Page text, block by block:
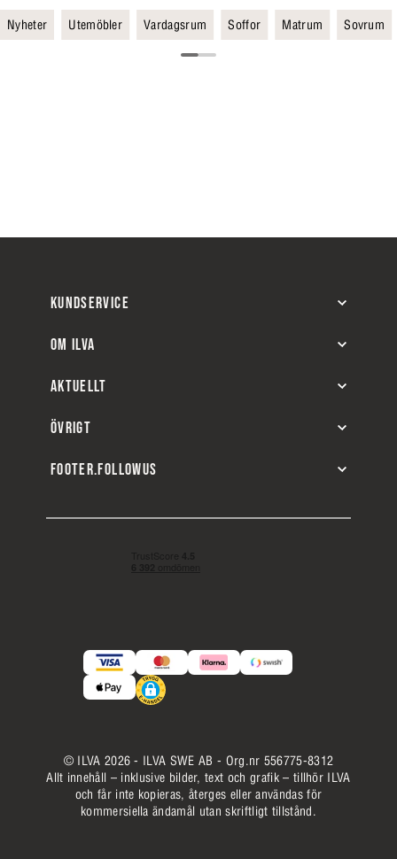
Nyheter Utemöbler Vardagsrum Soffor Matrum Sovrum
KUNDSERVICE
OM ILVA
AKTUELLT
ÖVRIGT
FOOTER.FOLLOWUS
© ILVA 2026 - ILVA SWE AB - Org.nr 556775-8312
Allt innehåll – inklusive bilder, text och grafik – tillhör ILVA
och får inte kopieras, återges eller användas för
kommersiella ändamål utan skriftligt tillstånd.